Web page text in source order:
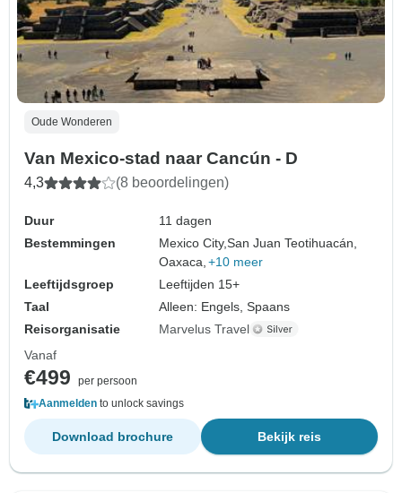
Oude Wonderen
Van Mexico-stad naar Cancún - D
4,3 (8 beoordelingen)
Duur
11 dagen
Bestemmingen
Mexico City,San Juan Teotihuacán,
Oaxaca, +10 meer
Leeftijdsgroep
Leeftijden 15+
Taal
Alleen: Engels, Spaans
Reisorganisatie
Marvelus Travel
Vanaf
€499
per persoon
Aanmelden to unlock savings
Bekijk reis
Download brochure